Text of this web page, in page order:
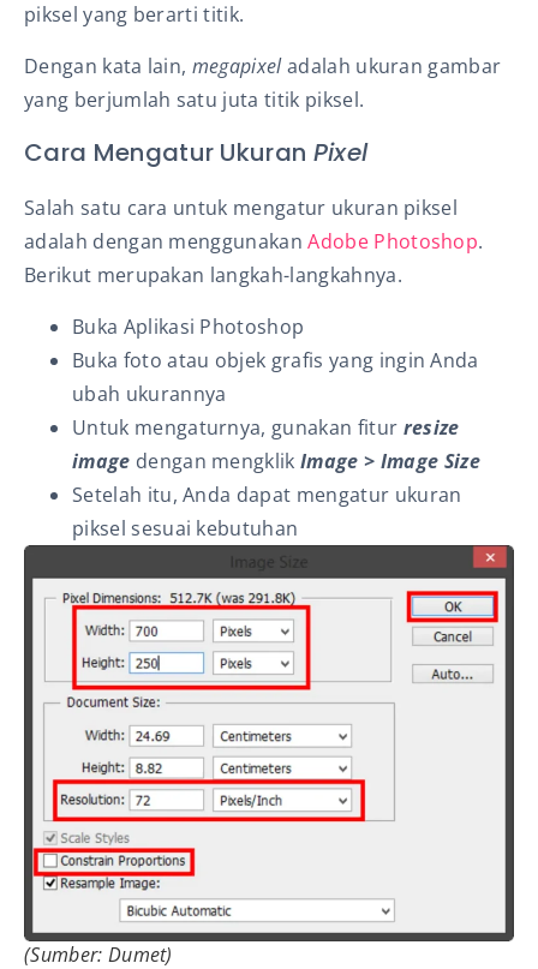
piksel yang berarti titik.
Dengan kata lain, megapixeladalah ukuran gambar
yang berjumlah satu juta titik piksel.
Cara Mengatur Ukuran Pixel
Salah satu cara untuk mengatur ukuran piksel
adalah dengan menggunakanAdobe Photoshop.
Berikut merupakan langkah-langkahnya.
Buka Aplikasi Photoshop
Buka foto atau objek grafis yang ingin Anda
ubah ukurannya
Untuk mengaturnya, gunakan fitur resize
image dengan mengklikImage > Image Size
Setelah itu, Anda dapat mengatur ukuran
piksel sesuai kebutuhan
(Sumber: Dumet)